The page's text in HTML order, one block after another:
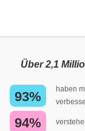
Über 2,1
93%
haben
94%